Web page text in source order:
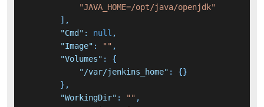
"JAVA_HOME=/opt/java/openjdk"
] ,
"Cmd" : null ,
"Image" : "" ,
"Volumes" :
{
"/var/jenkins_home" : {}
} ,
"WorkingDir" : "" ,